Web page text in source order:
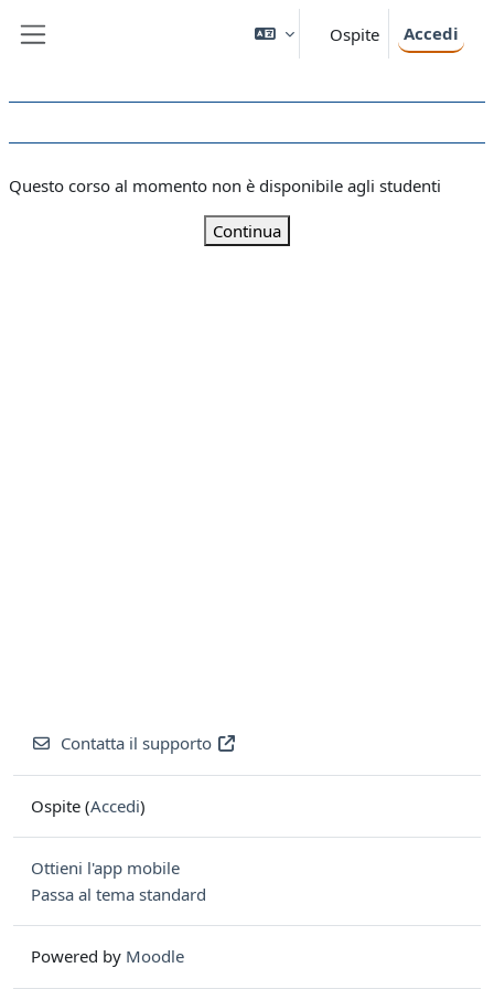
Ospite Accedi
Questo corso al momento non è disponibile agli studenti
Continua
Contatta il supporto
Ospite (Accedi)
Ottieni l'app mobile
Passa al tema standard
Powered by Moodle